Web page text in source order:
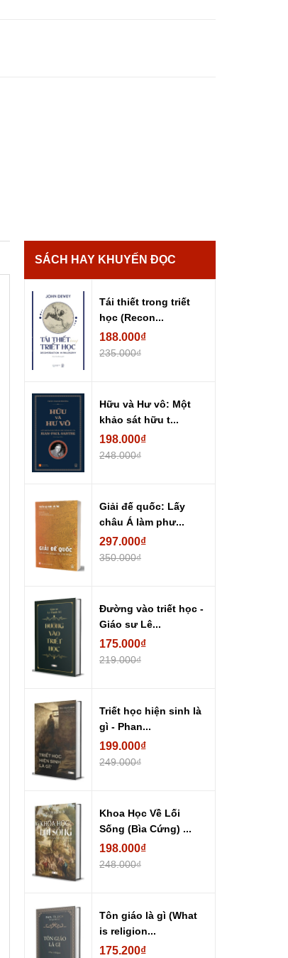
SÁCH HAY KHUYẾN ĐỌC
Tái thiết trong triết
học (Recon...
188.000₫
235.000₫
Hữu và Hư vô: Một
khảo sát hữu t...
198.000₫
248.000₫
Giải đế quốc: Lấy
châu Á làm phư...
297.000₫
350.000₫
Đường vào triết học -
Giáo sư Lê...
175.000₫
219.000₫
Triết học hiện sinh là
gì - Phan...
199.000₫
249.000₫
Khoa Học Về Lối
Sống (Bìa Cứng) ...
198.000₫
248.000₫
Tôn giáo là gì (What
is religion...
175.200₫